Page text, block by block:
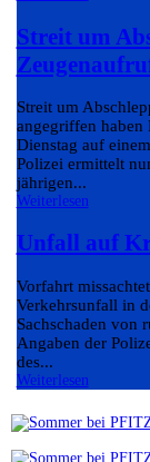
Streit um
Streit um
angegriffen haben
Dienstag auf
Polizei ermittelt
jährigen...
Weiterlesen
Unfall auf
Vorfahrt
Verkehrsunfall in
Sachschaden von
Angaben der
des...
Weiterlesen